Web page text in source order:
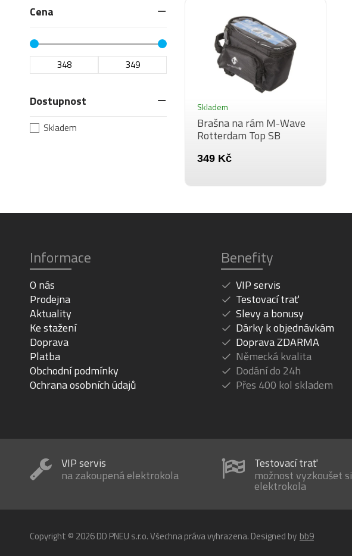
Cena
Dostupnost
Skladem
Skladem
Brašna na rám M-Wave
Rotterdam Top SB
349 Kč
Informace
O nás
Prodejna
Aktuality
Ke stažení
Doprava
Platba
Obchodní podmínky
Ochrana osobních údajů
Benefity
VIP servis
Testovací trať
Slevy a bonusy
Dárky k objednávkám
Doprava ZDARMA
Německá kvalita
Dodání do 24h
Přes 400 kol skladem
VIP servis
na zakoupená elektrokola
Testovací trať
možnost vyzkoušet si
elektrokola
Copyright © 2026 DD PNEU s.r.o. Všechna práva vyhrazena. Designed by bb9